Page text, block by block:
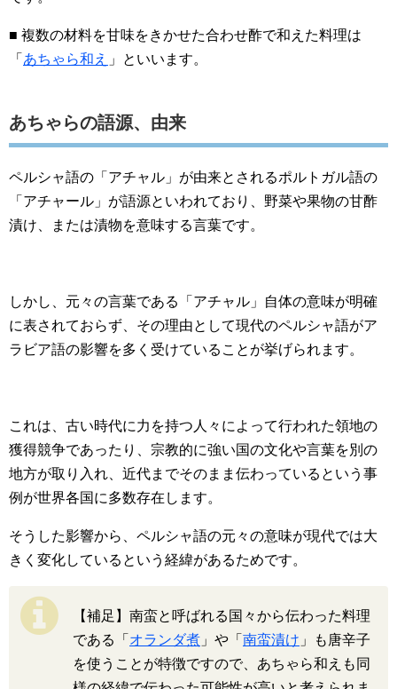
■ 複数の材料を甘味をきかせた合わせ酢で和えた料理は
「 あちゃら和え 」といいます。
あちゃらの語源、由来
ペルシャ語の「アチャル」が由来とされるポルトガル語の
「アチャール」が語源といわれており、野菜や果物の甘酢
漬け、または漬物を意味する言葉です。
しかし、元々の言葉である「アチャル」自体の意味が明確
に表されておらず、その理由として現代のペルシャ語がア
ラビア語の影響を多く受けていることが挙げられます。
これは、古い時代に力を持つ人々によって行われた領地の
獲得競争であったり、宗教的に強い国の文化や言葉を別の
地方が取り入れ、近代までそのまま伝わっているという事
例が世界各国に多数存在します。
そうした影響から、ペルシャ語の元々の意味が現代では大
きく変化しているという経緯があるためです。
【補足】南蛮と呼ばれる国々から伝わった料理
である「 オランダ煮 」や「 南蛮漬け 」も唐辛子
を使うことが特徴ですので、あちゃら和えも同